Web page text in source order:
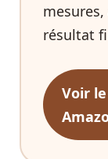
résultat
Voir